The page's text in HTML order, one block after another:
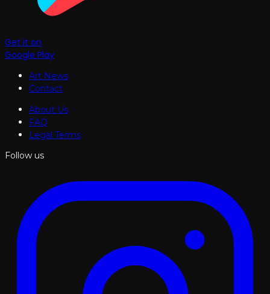
Get it on
Google Play
Art News
Contact
About Us
FAQ
Legal Terms
Follow us